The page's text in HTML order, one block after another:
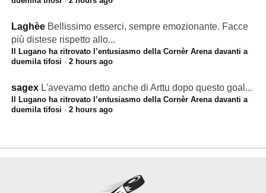
Laghèe Bellissimo esserci, sempre emozionante. Facce
più distese rispetto allo...
Il Lugano ha ritrovato l’entusiasmo della Cornèr Arena davanti a
duemila tifosi · 2 hours ago
sagex L'avevamo detto anche di Arttu dopo questo goal...
Il Lugano ha ritrovato l’entusiasmo della Cornèr Arena davanti a
duemila tifosi · 2 hours ago